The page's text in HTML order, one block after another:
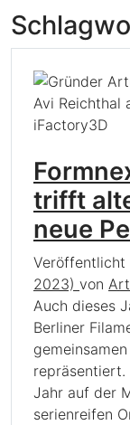
trifft
neue
Veröffentlicht
2023) von
Auch dieses
Berliner
repräsentiert.
Jahr auf der
serienreifen